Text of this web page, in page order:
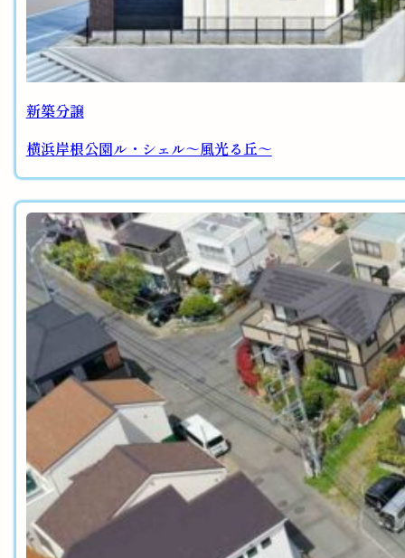
新築分譲
横浜岸根公園ル・シェル～風光る丘～